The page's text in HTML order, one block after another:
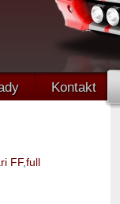
Kontakt
FF,full